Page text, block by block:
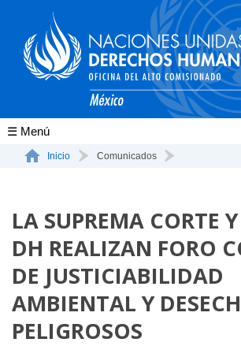
Conócenos
La ONU-DH en México
Vacantes ONU-DH México
ONU-DH en el tiempo
Inicio Comunicados
LA SUPREMA CORTE
DH REALIZAN FORO
DE JUSTICIABILIDAD
AMBIENTAL Y
PELIGROSOS